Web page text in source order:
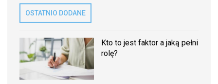
OSTATNIO DODANE
Kto to jest faktor a jaką pełni
rolę?